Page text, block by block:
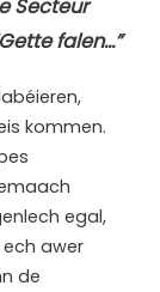
Secteur
falen…”
kommen.
egal,
awer
de